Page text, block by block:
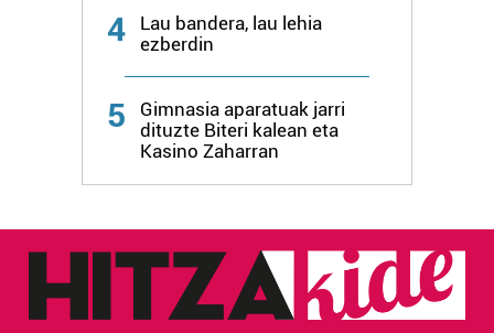
Webgune honek cookie propioak eta hirugarrenen cookie-
fitxategiak erabiltzen ditu. Zure esperientzia eta
zerbitzuak hobetzeko asmoz, cookie teknologiaz
baliatzen gara. Ohar hau onartuz gero, teknologia hori
erabiltzeko baimen esplizitua ematen diguzu.
irakurri
4
Lau bandera, lau lehia
ezberdin
5
Gimnasia aparatuak jarri
dituzte Biteri kalean eta
Kasino Zaharran